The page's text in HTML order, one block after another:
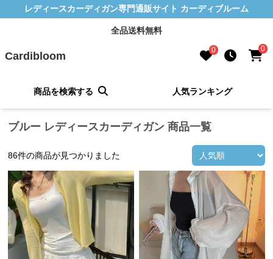
レディースカーディガン専門通販サイト カーディブルーム
全品送料無料
Cardibloom 0 0
商品を検索する 人気ランキング
ブルー レディースカーディガン 商品一覧
86件の商品が見つかりました